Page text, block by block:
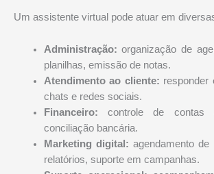
Um assistente virtual pode atuar em
Administração: organização de
planilhas, emissão de notas.
Atendimento ao cliente: responder
chats e redes sociais.
Financeiro: controle de contas
conciliação bancária.
Marketing digital: agendamento
relatórios, suporte em campanhas.